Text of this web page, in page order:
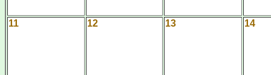
11 12 13 14